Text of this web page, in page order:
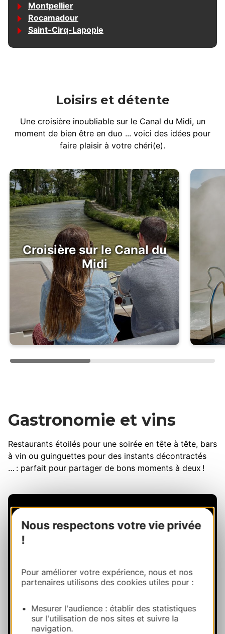
Nous respectons votre vie privée
!
Pour améliorer votre expérience, nous et nos
partenaires utilisons des cookies utiles pour :
Mesurer l'audience : établir des statistiques
sur l'utilisation de nos sites et suivre la
navigation.
Montpellier
Rocamadour
Saint-Cirq-Lapopie
Loisirs et détente
Une croisière inoubliable sur le Canal du Midi, un
moment de bien être en duo ... voici des idées pour
faire plaisir à votre chéri(e).
Croisière sur le Canal du
Midi
Gastronomie et vins
Restaurants étoilés pour une soirée en tête à tête, bars
à vin ou guinguettes pour des instants décontractés
… : parfait pour partager de bons moments à deux !